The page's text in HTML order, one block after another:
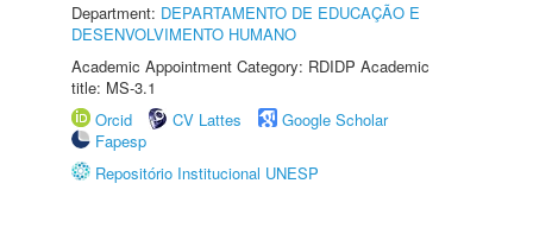
Department: DEPARTAMENTO DE EDUCAÇÃO E
DESENVOLVIMENTO HUMANO
Academic Appointment Category: RDIDP Academic
title: MS-3.1
Orcid
CV Lattes
Google Scholar
Fapesp
Repositório Institucional UNESP